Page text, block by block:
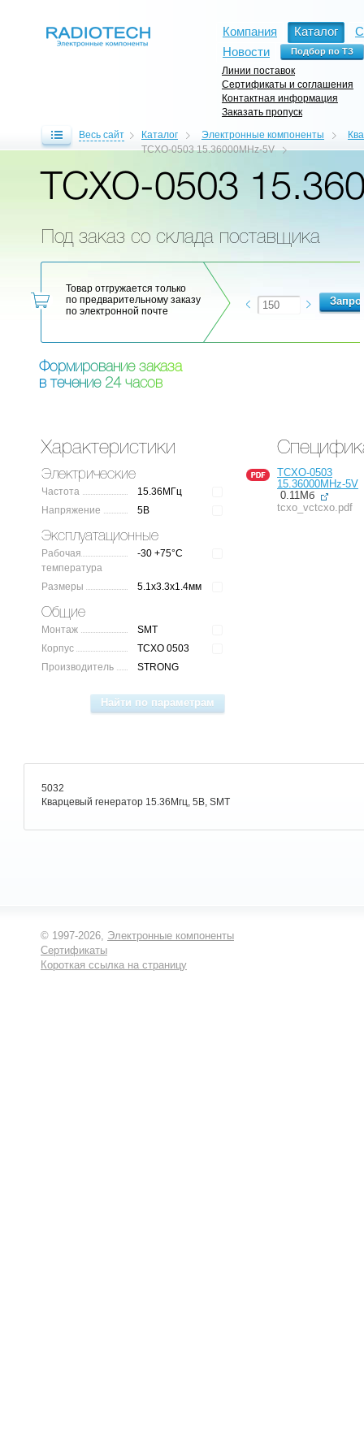
Компания Каталог
Новости
Линии поставок
Сертификаты и соглашения
Контактная информация
Заказать пропуск
Весь сайт Каталог Электронные компоненты
TCXO-0503 15.36000MHz-5V
TCXO-0503
Под заказ со склада поставщика
Товар отгружается только
по предварительному заказу
по электронной почте
Формирование заказа
в течение 24 часов
Характеристики
Электрические
Частота
15.36МГц
Напряжение
5В
Эксплуатационные
Рабочая
температура
-30 +75°C
Размеры 5.1x3.3x1.4мм
Общие
Монтаж
SMT
Корпус
TCXO 0503
Производитель
STRONG
TCXO-0503
15.36000MHz-5V
0.11Мб
tcxo_vctcxo.pdf
5032
Кварцевый генератор 15.36Мгц, 5В, SMT
© 1997-2026, Электронные компоненты
Сертификаты
Короткая ссылка на страницу